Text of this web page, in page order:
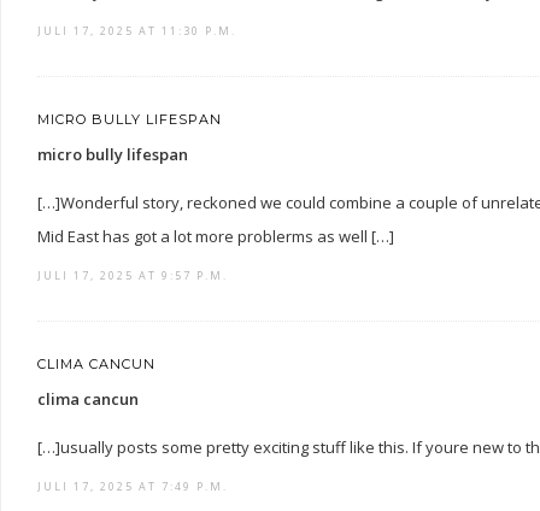
JULI 17, 2025 AT 11:30 P.M.
MICRO BULLY LIFESPAN
micro bully lifespan
[…]Wonderful story, reckoned we could combine a couple of
Mid East has got a lot more problerms as well […]
JULI 17, 2025 AT 9:57 P.M.
CLIMA CANCUN
clima cancun
[…]usually posts some pretty exciting stuff like this. If youre new to
JULI 17, 2025 AT 7:49 P.M.